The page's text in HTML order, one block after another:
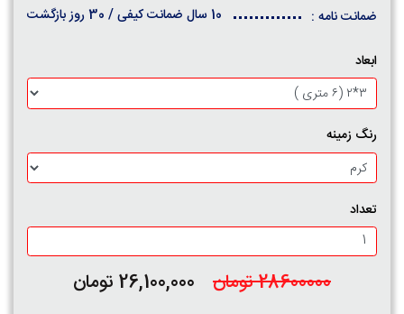
ضمانت نامه :
10 سال ضمانت کیفی / 30 روز بازگشت
ابعاد
رنگ زمینه
تعداد
28600000 تومان 26,100,000 تومان